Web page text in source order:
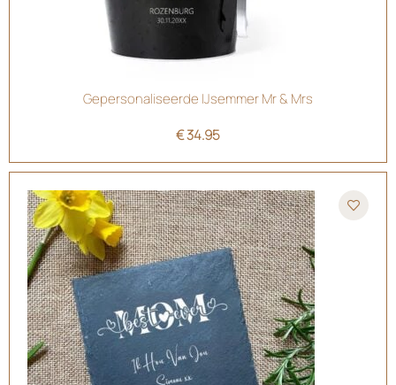
Gepersonaliseerde IJsemmer Mr & Mrs
€34.95